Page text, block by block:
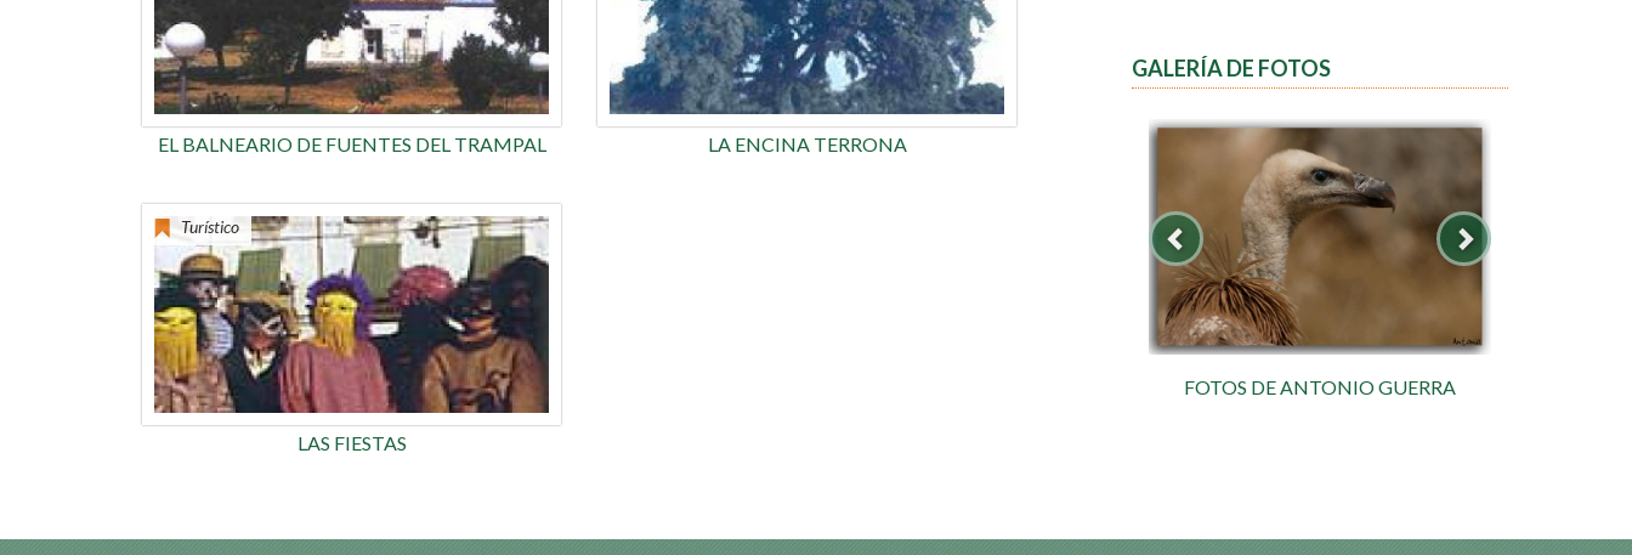
EL BALNEARIO DE FUENTES DEL TRAMPAL LA ENCINA TERRONA
Turístico
LAS FIESTAS
GALERÍA DE FOTOS
FOTOS DE ANTONIO GUERRA